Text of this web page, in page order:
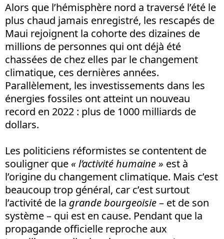
Alors que l’hémisphère nord a traversé l’été le
plus chaud jamais enregistré, les rescapés de
Maui rejoignent la cohorte des dizaines de
millions de personnes qui ont déjà été
chassées de chez elles par le changement
climatique, ces dernières années.
Parallèlement, les investissements dans les
énergies fossiles ont atteint un nouveau
record en 2022 : plus de 1000 milliards de
dollars.
Les politiciens réformistes se contentent de
souligner que « l’activité humaine » est à
l’origine du changement climatique. Mais c’est
beaucoup trop général, car c’est surtout
l’activité de la grande bourgeoisie– et de son
système – qui est en cause. Pendant que la
propagande officielle reproche aux